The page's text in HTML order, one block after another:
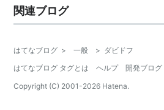
関連ブログ
はてなブログ > 一般 > ダビドフ
はてなブログ タグとは
ヘルプ 開発ブログ
Copyright (C) 2001-2026 Hatena.